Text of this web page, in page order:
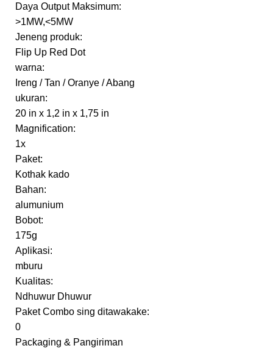
Daya Output Maksimum:
>1MW,<5MW
Jeneng produk:
Flip Up Red Dot
warna:
Ireng / Tan / Oranye / Abang
ukuran:
20 in x 1,2 in x 1,75 in
Magnification:
1x
Paket:
Kothak kado
Bahan:
alumunium
Bobot:
175g
Aplikasi:
mburu
Kualitas:
Ndhuwur Dhuwur
Paket Combo sing ditawakake:
0
Packaging & Pangiriman